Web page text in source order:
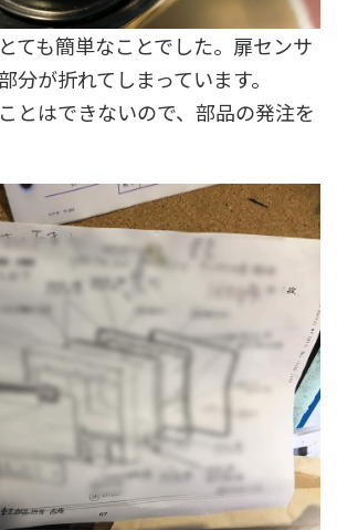
ても簡単なことでした。扉センサ
分が折れてしまっています。
とはできないので、部品の発注を